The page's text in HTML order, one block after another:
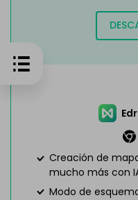
Creación de
mucho más con
Modo de